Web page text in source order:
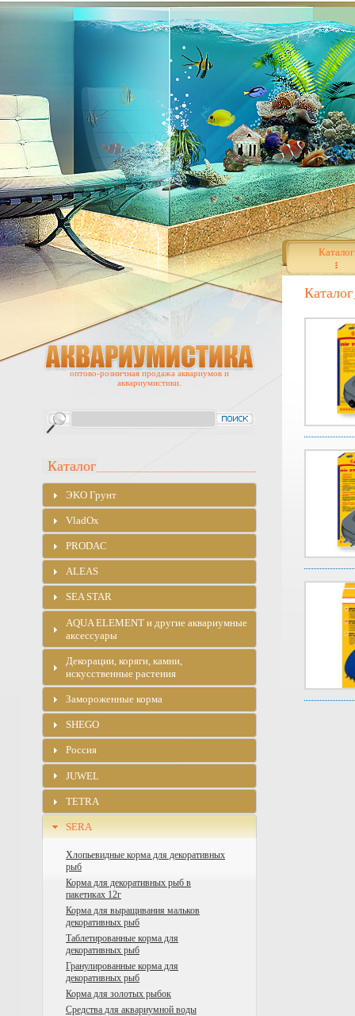
Каталог
Каталог
оптово-розничная продажа аквариумов и
аквариумистики.
Каталог
ЭKO Грунт
VladOx
PRODAC
ALEAS
SEA STAR
AQUA ELEMENT и другие аквариумные
аксессуары
Декорации, коряги, камни,
искусственные растения
Замороженные корма
SHEGO
Россия
JUWEL
TETRA
SERA
Хлопьевидные корма для декоративных
рыб
Корма для декоративных рыб в
пакетиках 12г
Корма для выращивания мальков
декоративных рыб
Таблетированные корма для
декоративных рыб
Гранулированные корма для
декоративных рыб
Корма для золотых рыбок
Средства для аквариумной воды